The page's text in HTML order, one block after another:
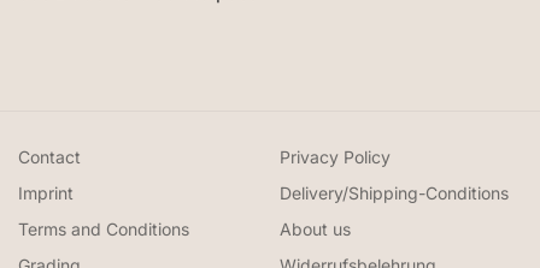
Contact
Privacy Policy
Imprint
Delivery/Shipping-Conditions
Terms and Conditions
About us